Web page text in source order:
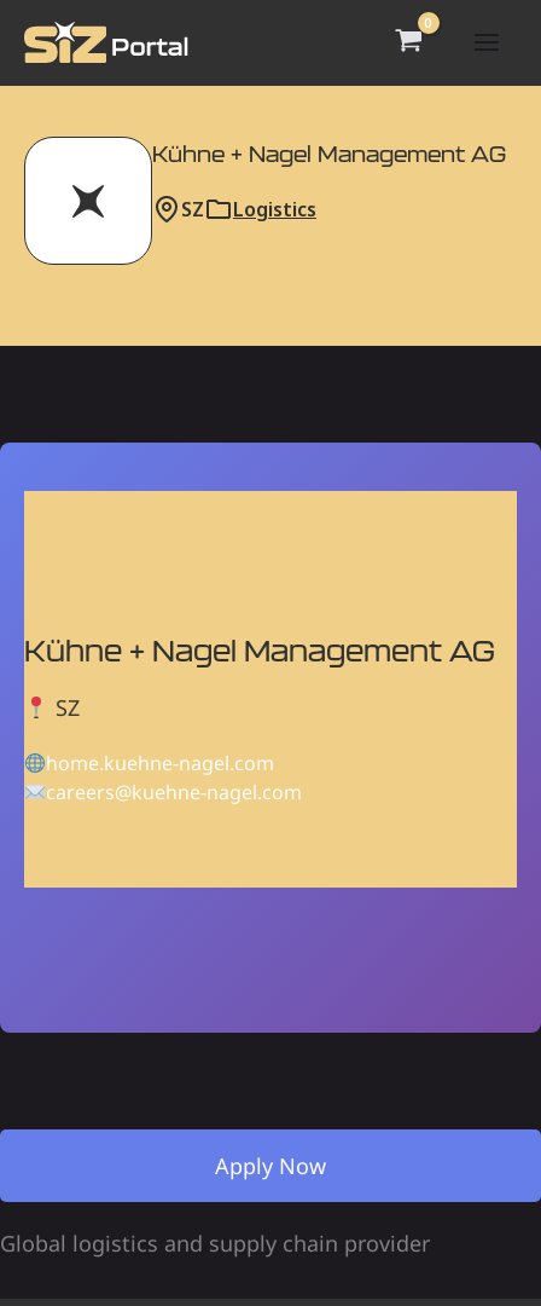
Inhalt
springen
Kühne + Nagel Management AG
SZ Logistics
Kühne + Nagel Management AG
SZ
home.kuehne-nagel.com
careers@kuehne-nagel.com
Apply Now
Global logistics and supply chain provider